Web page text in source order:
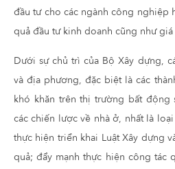
đầu tư cho các ngành công nghiệp
quả đầu tư kinh doanh cũng như
Dưới sự chủ trì của Bộ Xây dựng,
và địa phương, đặc biệt là các
khó khăn trên thị trường bất động
các chiến lược về nhà ở, nhất là
thực hiện triển khai Luật Xây dựng
quả; đẩy mạnh thực hiện công tác